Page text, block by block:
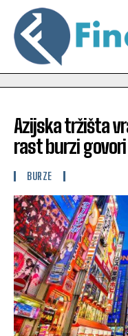
Azijska tržišta
rast burzi
BURZE